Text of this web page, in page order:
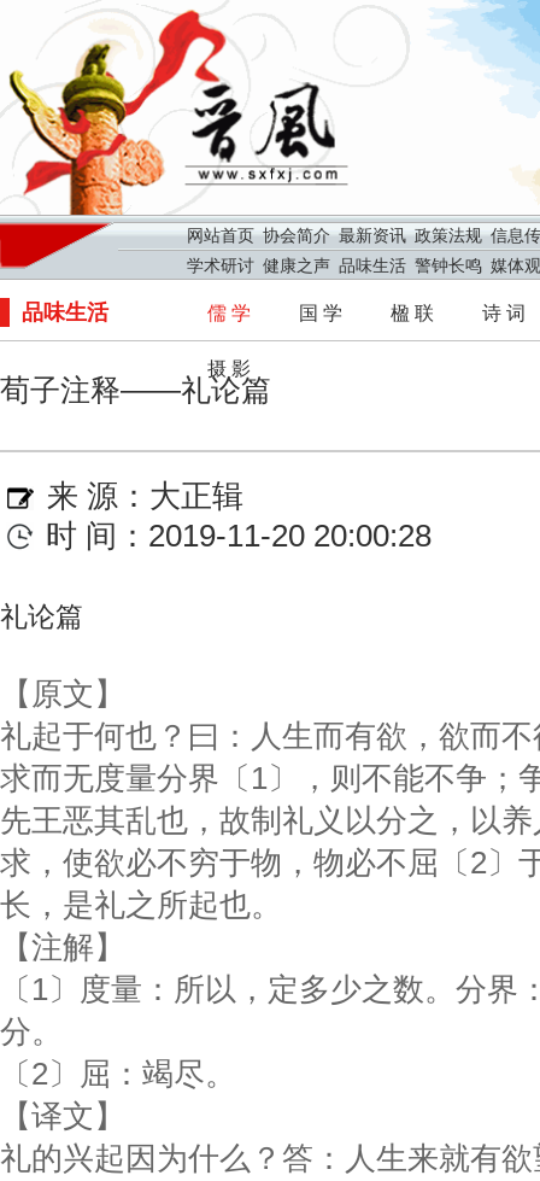
网站首页 协会简介 最新资讯 政策法规 信息
学术研讨 健康之声 品味生活 警钟长鸣 媒体
品味生活 儒 学 国 学 楹 联 诗 词
摄 影
荀子注释——礼论篇
来 源： 大正辑
时 间：2019-11-20 20:00:28
礼论篇
【原文】
礼起于何也？曰：人生而有欲，欲而
求而无度量分界〔1〕，则不能不争；
先王恶其乱也，故制礼义以分之，以
求，使欲必不穷于物，物必不屈〔2〕
长，是礼之所起也。
【注解】
〔1〕度量：所以，定多少之数。分界
分。
〔2〕屈：竭尽。
【译文】
礼的兴起因为什么？答：人生来就有